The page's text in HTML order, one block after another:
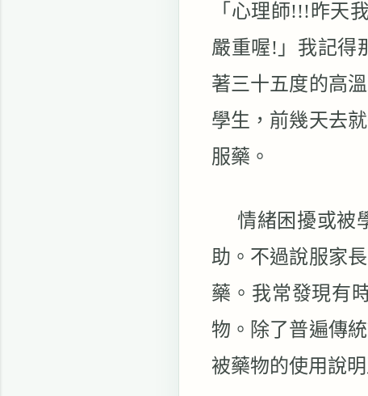
「心理師!!! 昨天
嚴重喔! 」我記得
著三十五度的高
學生，前幾天去
服藥。
情緒困擾或被
助。不過說服家
藥。我常發現有
物。除了普遍傳
被藥物的使用說